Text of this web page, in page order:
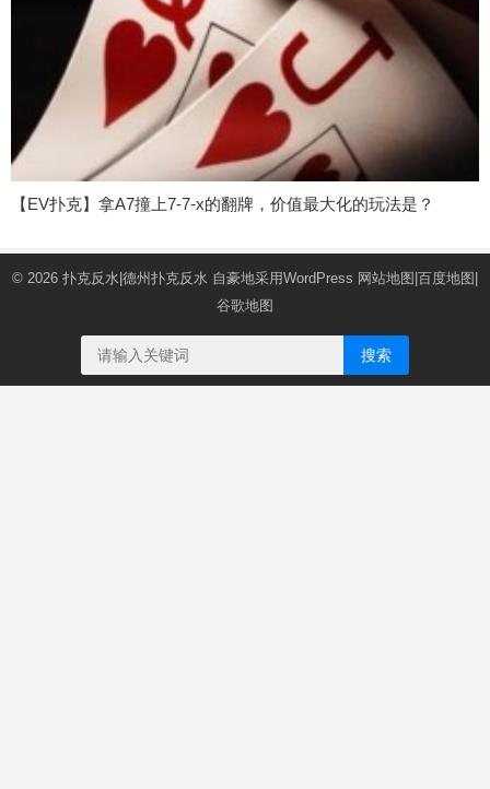
【EV扑克】拿A7撞上7-7-x的翻牌，价值最大化的玩法是？
© 2026 扑克反水|德州扑克反水 自豪地采用WordPress 网站地图 百度地图
谷歌地图
搜索